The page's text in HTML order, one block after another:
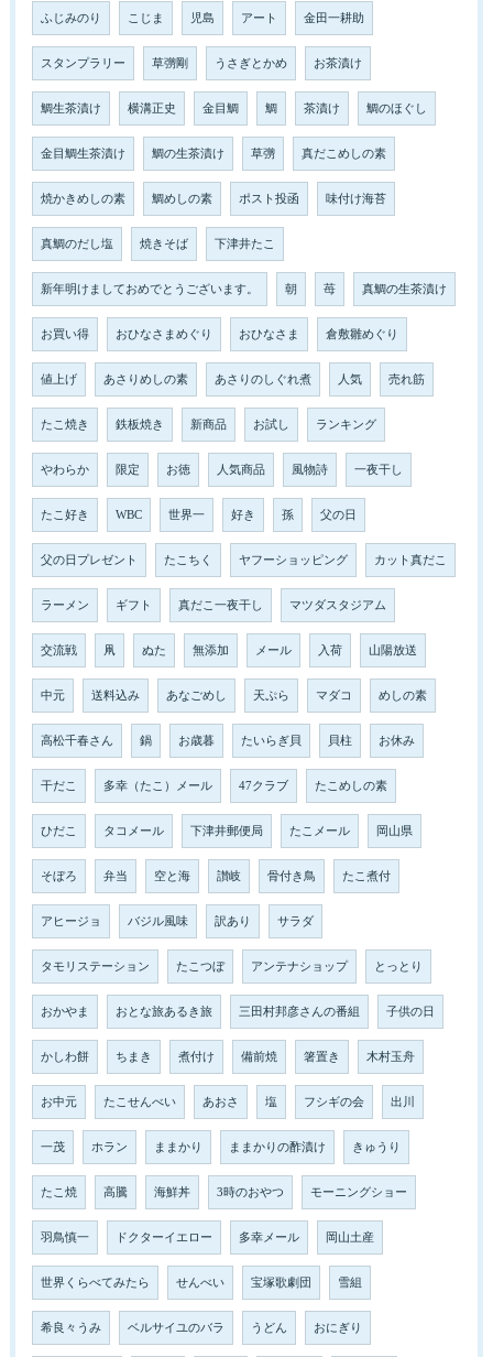
ふじみのり こじま 児島 アート 金田一耕助
スタンプラリー 草彅剛 うさぎとかめ お茶漬け
鯛生茶漬け 横溝正史 金目鯛 鯛 茶漬け 鯛のほぐし
金目鯛生茶漬け 鯛の生茶漬け 草彅 真だこめしの素
焼かきめしの素 鯛めしの素 ポスト投函 味付け海苔
真鯛のだし塩 焼きそば 下津井たこ
新年明けましておめでとうございます。 朝 苺 真鯛の生茶漬け
お買い得 おひなさまめぐり おひなさま 倉敷雛めぐり
値上げ あさりめしの素 あさりのしぐれ煮 人気 売れ筋
たこ焼き 鉄板焼き 新商品 お試し ランキング
やわらか 限定 お徳 人気商品 風物詩 一夜干し
たこ好き WBC 世界一 好き 孫 父の日
父の日プレゼント たこちく ヤフーショッピング カット真だこ
ラーメン ギフト 真だこ一夜干し マツダスタジアム
交流戦 凧 ぬた 無添加 メール 入荷 山陽放送
中元 送料込み あなごめし 天ぷら マダコ めしの素
高松千春さん 鍋 お歳暮 たいらぎ貝 貝柱 お休み
干だこ 多幸（たこ）メール 47クラブ たこめしの素
ひだこ タコメール 下津井郵便局 たこメール 岡山県
そぼろ 弁当 空と海 讃岐 骨付き鳥 たこ煮付
アヒージョ バジル風味 訳あり サラダ
タモリステーション たこつぼ アンテナショップ とっとり
おかやま おとな旅あるき旅 三田村邦彦さんの番組 子供の日
かしわ餅 ちまき 煮付け 備前焼 箸置き 木村玉舟
お中元 たこせんべい あおさ 塩 フシギの会 出川
一茂 ホラン ままかり ままかりの酢漬け きゅうり
たこ焼 高騰 海鮮丼 3時のおやつ モーニングショー
羽鳥慎一 ドクターイエロー 多幸メール 岡山土産
世界くらべてみたら せんべい 宝塚歌劇団 雪組
希良々うみ ベルサイユのバラ うどん おにぎり